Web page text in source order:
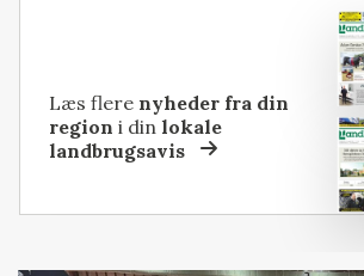
Læs flere nyheder fra din
region i dinlokale
landbrugsavis